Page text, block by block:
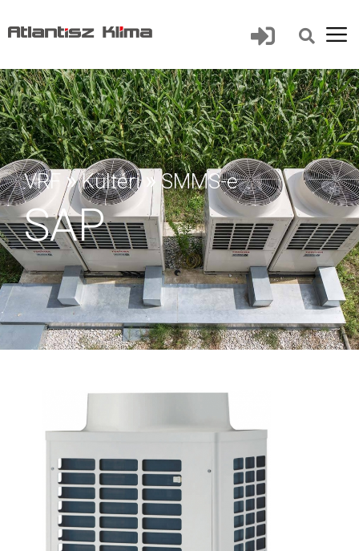
VRF » Kültéri » SMMS-e
SAP